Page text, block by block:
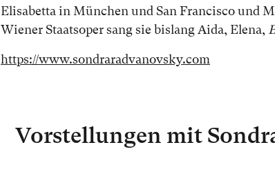
Elisabetta in München und San Francisco und
Wiener Staatsoper sang sie bislang Aida, Elena,
https://www.sondraradvanovsky.com
Vorstellungen mit